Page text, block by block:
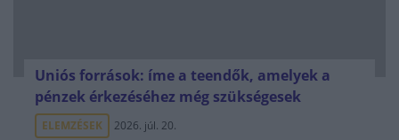
Uniós források: íme a teendők, amelyek a
pénzek érkezéséhez még szükségesek
ELEMZÉSEK 2026. júl. 20.